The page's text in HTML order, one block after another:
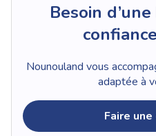
Besoin
Nounouland vous
adaptée à
Faire